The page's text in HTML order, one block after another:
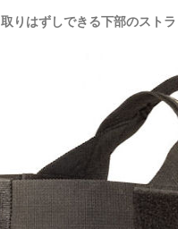
取りはずしできる下部のスト